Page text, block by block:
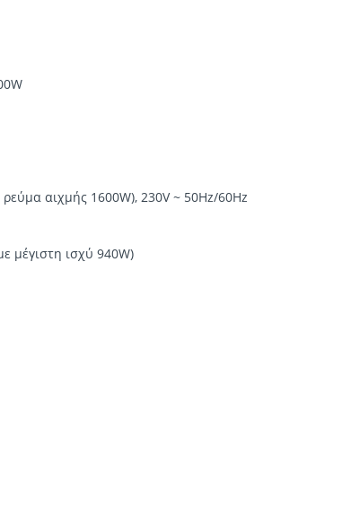
αιχμής 1600W), 230V ~ 50Hz/60Hz
μέγιστη ισχύ 940W)